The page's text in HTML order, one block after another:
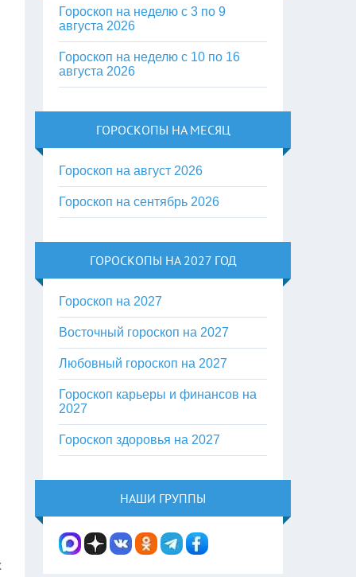
Гороскоп на неделю с 3 по 9
августа 2026
Гороскоп на неделю с 10 по 16
августа 2026
ГОРОСКОПЫ НА МЕСЯЦ
Гороскоп на август 2026
Гороскоп на сентябрь 2026
ГОРОСКОПЫ НА 2027 ГОД
Гороскоп на 2027
Восточный гороскоп на 2027
Любовный гороскоп на 2027
Гороскоп карьеры и финансов на
2027
Гороскоп здоровья на 2027
НАШИ ГРУППЫ